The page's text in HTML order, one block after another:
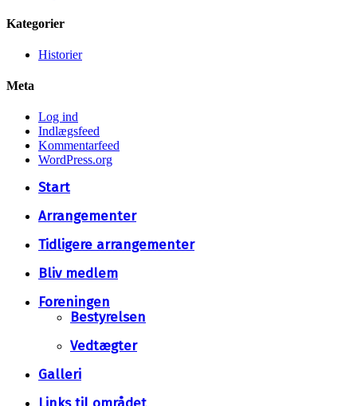
Kategorier
Historier
Meta
Log ind
Indlægsfeed
Kommentarfeed
WordPress.org
Close
Start
Arrangementer
Tidligere arrangementer
Bliv medlem
Foreningen
Bestyrelsen
Vedtægter
Galleri